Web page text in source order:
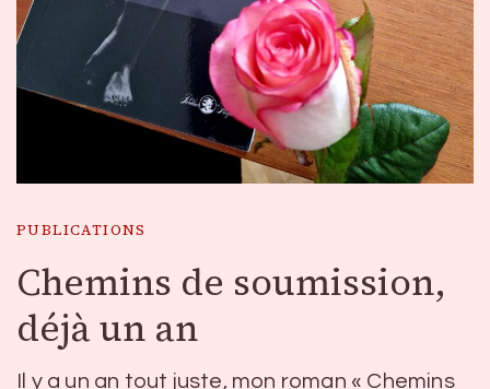
PUBLICATIONS
Chemins de soumission,
déjà un an
Il y a un an tout juste, mon roman « Chemins